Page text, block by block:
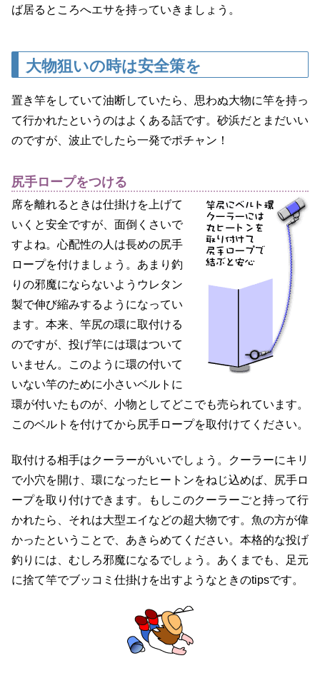
ば居るところへエサを持っていきましょう。
大物狙いの時は安全策を
置き竿をしていて油断していたら、思わぬ大物に竿を持っ
て行かれたというのはよくある話です。砂浜だとまだいい
のですが、波止でしたら一発でポチャン！
尻手ロープをつける
席を離れるときは仕掛けを上げて
いくと安全ですが、面倒くさいで
すよね。心配性の人は長めの尻手
ロープを付けましょう。あまり釣
りの邪魔にならないようウレタン
製で伸び縮みするようになってい
ます。本来、竿尻の環に取付ける
のですが、投げ竿には環はついて
いません。このように環の付いて
いない竿のために小さいベルトに
環が付いたものが、小物としてどこでも売られています。
このベルトを付けてから尻手ロープを取付けてください。
取付ける相手はクーラーがいいでしょう。クーラーにキリ
で小穴を開け、環になったヒートンをねじ込めば、尻手ロ
ープを取り付けできます。もしこのクーラーごと持って行
かれたら、それは大型エイなどの超大物です。魚の方が偉
かったということで、あきらめてください。本格的な投げ
釣りには、むしろ邪魔になるでしょう。あくまでも、足元
に捨て竿でブッコミ仕掛けを出すようなときのtipsです。